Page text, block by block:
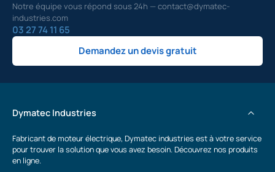
Notre équipe vous répond sous 24h — contact@dymatec-
industries.com
03 27 74 11 65
Demandez un devis gratuit
Dymatec Industries
Fabricant de moteur électrique, Dymatec industries est à votre service
pour trouver la solution que vous avez besoin. Découvrez nos produits
en ligne.